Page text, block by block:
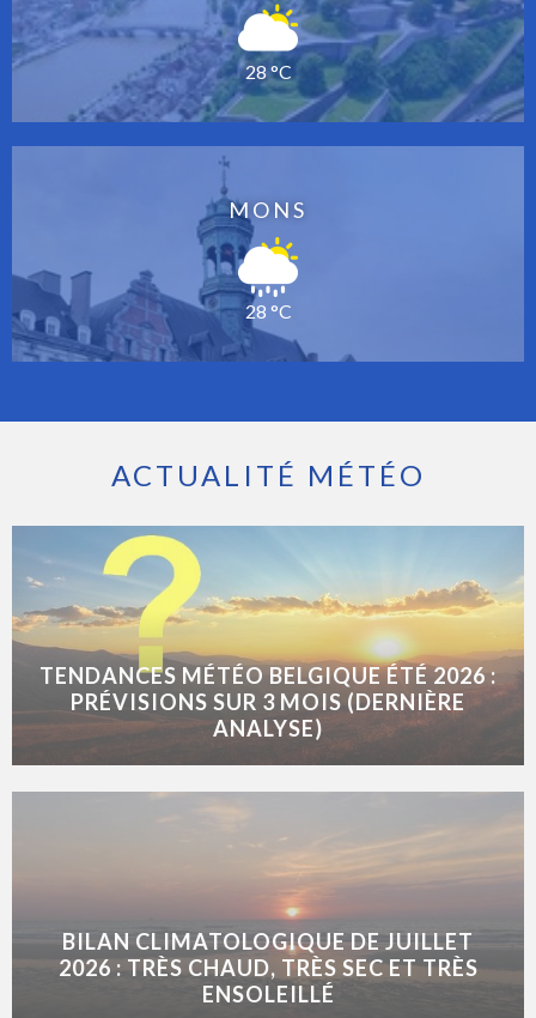
28 °C
MONS
28 °C
ACTUALITÉ MÉTÉO
TENDANCES MÉTÉO BELGIQUE ÉTÉ 2026 :
PRÉVISIONS SUR 3 MOIS (DERNIÈRE
ANALYSE)
BILAN CLIMATOLOGIQUE DE JUILLET
2026 : TRÈS CHAUD, TRÈS SEC ET TRÈS
ENSOLEILLÉ